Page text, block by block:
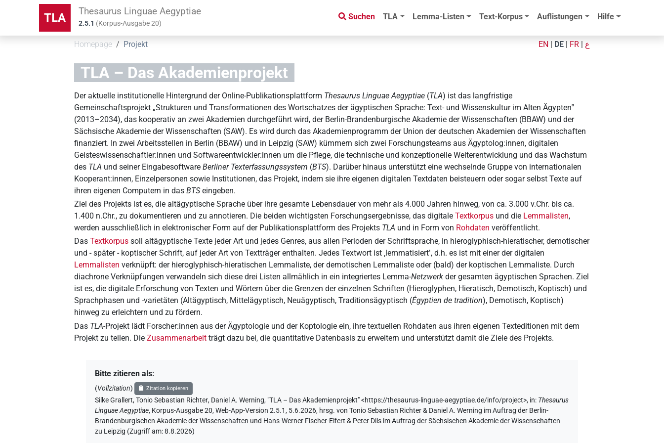
TLA Thesaurus Linguae Aegyptiae
2.5.1 (Korpus-Ausgabe20)
Suchen TLA Lemma-Listen Text-Korpus Auflistungen Hilfe
Homepage Projekt EN DE FR ع
TLA – Das Akademienprojekt
Der aktuelle institutionelle Hintergrund der Online-Publikationsplattform Thesaurus Linguae Aegyptiae (TLA) ist das langfristige
Gemeinschaftsprojekt „Strukturen und Transformationen des Wortschatzes der ägyptischen Sprache: Text- und Wissenskultur im Alten Ägypten‟
(2013–2034), das kooperativ an zwei Akademien durchgeführt wird, der Berlin-Brandenburgische Akademie der Wissenschaften (BBAW) und der
Sächsische Akademie der Wissenschaften (SAW). Es wird durch das Akademienprogramm der Union der deutschen Akademien der Wissenschaften
finanziert. In zwei Arbeitsstellen in Berlin (BBAW) und in Leipzig (SAW) kümmern sich zwei Forschungsteams aus Ägyptolog:innen, digitalen
Geisteswissenschaftler:innen und Softwareentwickler:innen um die Pflege, die technische und konzeptionelle Weiterentwicklung und das Wachstum
des TLA und seiner EingabesoftwareBerliner Texterfassungssystem (BTS). Darüber hinaus unterstützt eine wechselnde Gruppe von internationalen
Kooperant:innen, Einzelpersonen sowie Institutionen, das Projekt, indem sie ihre eigenen digitalen Textdaten beisteuern oder sogar selbst Texte auf
ihren eigenen Computern in dasBTSeingeben.
Ziel des Projekts ist es, die altägyptische Sprache über ihre gesamte Lebensdauer von mehr als 4.000 Jahren hinweg, von ca. 3.000 v.Chr. bis ca.
1.400 n.Chr., zu dokumentieren und zu annotieren. Die beiden wichtigsten Forschungsergebnisse, das digitaleTextkorpus und die Lemmalisten,
werden ausschließlich in elektronischer Form auf der Publikationsplattform des Projekts TLA und in Form von Rohdaten veröffentlicht.
DasTextkorpus soll altägyptische Texte jeder Art und jedes Genres, aus allen Perioden der Schriftsprache, in hieroglyphisch-hieratischer, demotischer
und - später - koptischer Schrift, auf jeder Art von Textträger enthalten. Jedes Textwort ist ‚lemmatisiert‛, d.h. es ist mit einer der digitalen
Lemmalisten verknüpft: der hieroglyphisch-hieratischen Lemmaliste, der demotischen Lemmaliste oder (bald) der koptischen Lemmaliste. Durch
diachrone Verknüpfungen verwandeln sich diese drei Listen allmählich in ein integriertes Lemma-Netzwerk der gesamten ägyptischen Sprachen. Ziel
ist es, die digitale Erforschung von Texten und Wörtern über die Grenzen der einzelnen Schriften (Hieroglyphen, Hieratisch, Demotisch, Koptisch) und
Sprachphasen und -varietäten (Altägyptisch, Mittelägyptisch, Neuägyptisch, Traditionsägyptisch (Égyptien de tradition), Demotisch, Koptisch)
hinweg zu erleichtern und zu fördern.
Das TLA-Projekt lädt Forscher:innen aus der Ägyptologie und der Koptologie ein, ihre textuellen Rohdaten aus ihren eigenen Texteditionen mit dem
Projekt zu teilen. DieZusammenarbeit trägt dazu bei, die quantitative Datenbasis zu erweitern und unterstützt damit die Ziele des Projekts.
Bitte zitieren als:
(Vollzitation) Zitation kopieren
Silke Grallert,Tonio Sebastian Richter, Daniel A. Werning, "TLA – Das Akademienprojekt"<https://thesaurus-linguae-aegyptiae.de/info/project>, in: Thesaurus
Linguae Aegyptiae, Korpus-Ausgabe 20, Web-App-Version 2.5.1, 5.6.2026, hrsg. von Tonio Sebastian Richter & Daniel A. Werning im Auftrag der Berlin-
Brandenburgischen Akademie der Wissenschaften und Hans-Werner Fischer-Elfert & Peter Dils im Auftrag der Sächsischen Akademie der Wissenschaften
zu Leipzig (Zugriff am:8.8.2026)